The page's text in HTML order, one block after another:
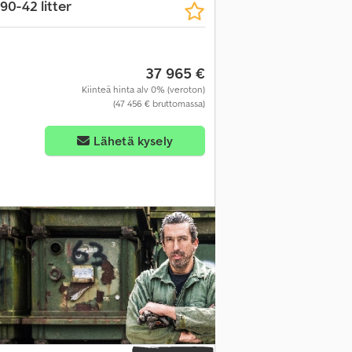
42 litter
37 965 €
Kiinteä hinta alv 0% (veroton)
(47 456 € bruttomassa)
Lähetä kysely